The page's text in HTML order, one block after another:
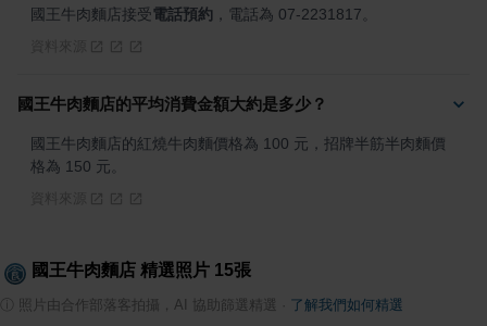
國王牛肉麵店接受電話預約 ，電話為 07-2231817。
國王牛肉麵店的平均消費金額大約是多少？
國王牛肉麵店的紅燒牛肉麵價格為 100 元，招牌半筋半肉麵價
格為 150 元。
國王牛肉麵店 精選照片 15張
照片由合作部落客拍攝，AI 協助篩選精選 了解我們如何精選